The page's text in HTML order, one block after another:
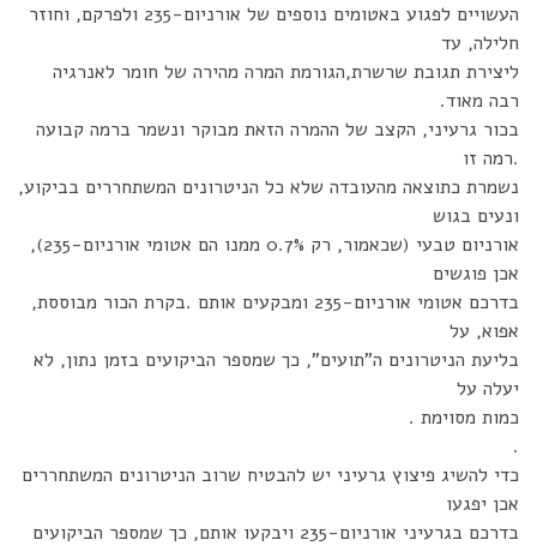
העשויים לפגוע באטומים נוספים של אורניום-235 ולפרקם, וחוזר
חלילה, עד
ליצירת תגובת שרשרת,הגורמת המרה מהירה של חומר לאנרגיה
רבה מאוד.
בכור גרעיני, הקצב של ההמרה הזאת מבוקר ונשמר ברמה קבועה
.רמה זו
נשמרת כתוצאה מהעובדה שלא כל הניטרונים המשתחררים בביקוע,
ונעים בגוש
אורניום טבעי (שכאמור, רק 0.7% ממנו הם אטומי אורניום-235),
אכן פוגשים
בדרכם אטומי אורניום-235 ומבקעים אותם .בקרת הכור מבוססת,
אפוא, על
בליעת הניטרונים ה"תועים", כך שמספר הביקועים בזמן נתון, לא
יעלה על
כמות מסוימת .
.
כדי להשיג פיצוץ גרעיני יש להבטיח שרוב הניטרונים המשתחררים
אכן יפגעו
בדרכם בגרעיני אורניום-235 ויבקעו אותם, כך שמספר הביקועים